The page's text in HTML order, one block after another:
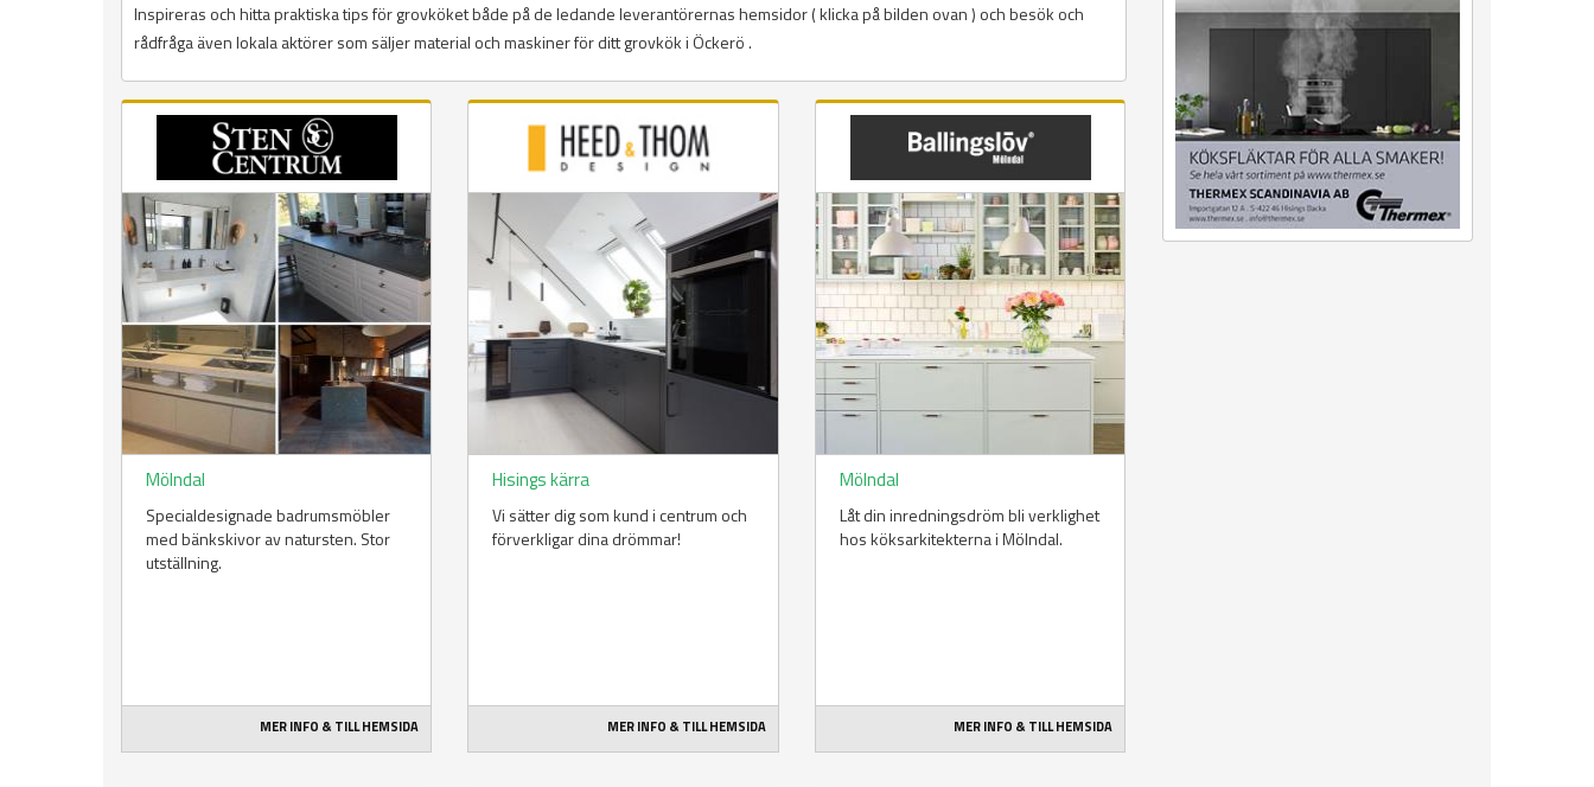
Inspireras och hitta praktiska tips för grovköket både på de ledande leverantörernas hemsidor ( klicka på bilden ovan ) och besök och
rådfråga även lokala aktörer som säljer material och maskiner för ditt grovkök i Öckerö .
Mölndal
Specialdesignade badrumsmöbler
med bänkskivor av natursten. Stor
utställning.
MER INFO & TILL HEMSIDA
Hisings kärra
Vi sätter dig som kund i centrum och
förverkligar dina drömmar!
MER INFO & TILL HEMSIDA
Mölndal
Låt din inredningsdröm bli verklighet
hos köksarkitekterna i Mölndal.
MER INFO & TILL HEMSIDA